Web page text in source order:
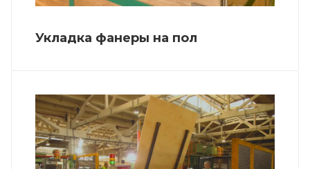
Укладка фанеры на пол